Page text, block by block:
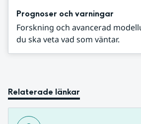
Prognoser och varningar
Forskning och avancerad
du ska veta vad som väntar.
Relaterade länkar